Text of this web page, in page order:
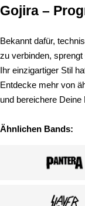
Gojira –
Bekannt dafür,
zu verbinden,
Ihr einzigartiger Stil
Entdecke mehr von
und bereichere
Ähnlichen Bands: